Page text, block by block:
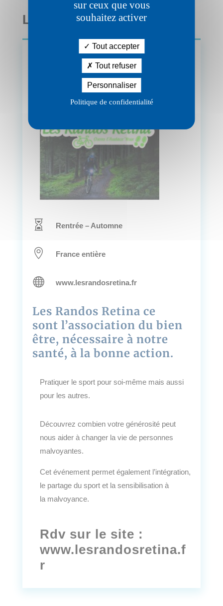
sur ceux que vous
souhaitez activer
Tout accepter
Tout refuser
Personnaliser
Politique de confidentialité
LES RANDOS RETINA
 Rentrée – Automne
 France entière
 www.lesrandosretina.fr
Les Randos Retina ce
sont l’association du bien
être, nécessaire à notre
santé, à la bonne action.
Pratiquer le sport pour soi-même mais aussi
pour les autres.
Découvrez combien votre générosité peut
nous aider à changer la vie de personnes
malvoyantes.
Cet événement permet également l’intégration,
le partage du sport et la sensibilisation à
la malvoyance.
Rdv sur le site :
www.lesrandosretina.f
r